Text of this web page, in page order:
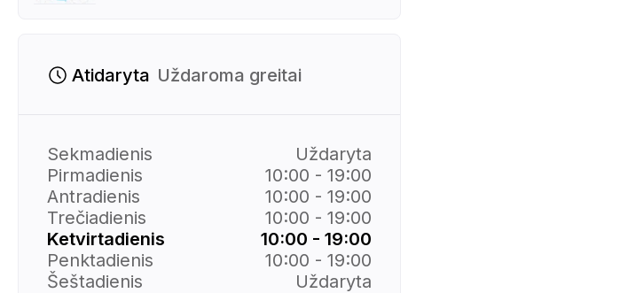
Atidaryta Uždaroma greitai
Sekmadienis
Uždaryta
Pirmadienis
10:00 - 19:00
Antradienis
10:00 - 19:00
Trečiadienis
10:00 - 19:00
Ketvirtadienis
10:00 - 19:00
Penktadienis
10:00 - 19:00
Šeštadienis
Uždaryta